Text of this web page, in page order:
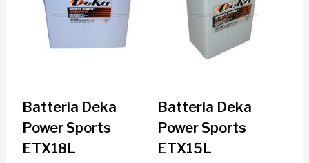
Batteria Deka
Power Sports
ETX18L
Batteria Deka
Power Sports
ETX15L